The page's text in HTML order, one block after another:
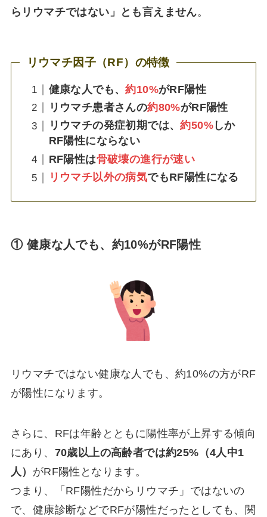
らリウマチではない」とも言えません。
リウマチ因子（RF）の特徴
健康な人でも、約10%がRF陽性
リウマチ患者さんの約80%がRF陽性
リウマチの発症初期では、約50% しか
RF陽性にならない
RF陽性は骨破壊の進行が速い
リウマチ以外の病気でもRF陽性になる
① 健康な人でも、約10%がRF陽性
リウマチではない健康な人でも、約10%の方がRF
が陽性になります。
さらに、RFは年齢とともに陽性率が上昇する傾向
にあり、 70歳以上の高齢者では約25%（4人中1
人） がRF陽性となります。
つまり、「RF陽性だからリウマチ」ではないの
で、健康診断などでRFが陽性だったとしても、関